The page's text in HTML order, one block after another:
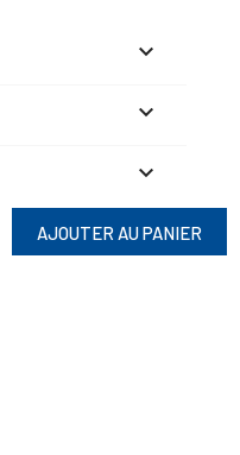
AJOUTER AU PANIER


